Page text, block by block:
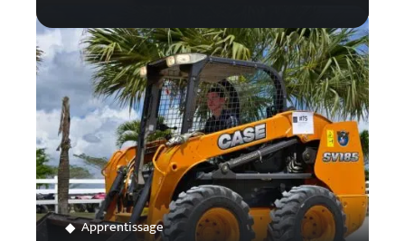
Apprentissage